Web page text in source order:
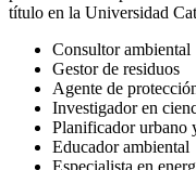
título en la Universidad
Consultor ambiental
Gestor de residuos
Agente de
Investigador en
Planificador urbano
Educador ambiental